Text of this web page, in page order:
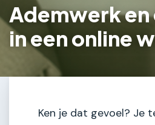
Ademwerk
in een online
Ken je dat gevoel? Je